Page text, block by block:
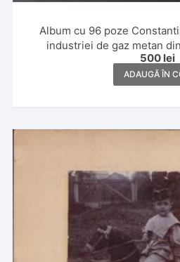
Album cu 96 poze
industriei de gaz metan
Motăș,1930 și 1931, Banat,
Brașov și
500 lei
ADAUGĂ ÎN